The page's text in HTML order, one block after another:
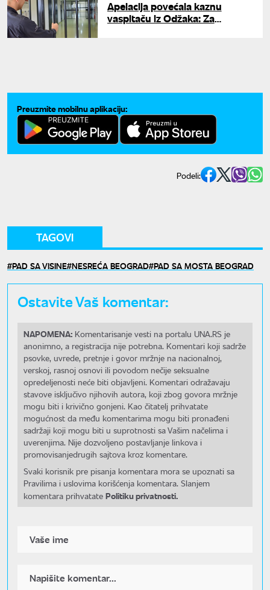
Apelacija povećala kaznu
vaspitaču iz Odžaka: Za
Preuzmite mobilnu aplikaciju:
Podeli:
TAGOVI
PAD SA VISINE NESREĆA BEOGRAD PAD SA MOSTA BEOGRAD
Ostavite Vaš komentar:
NAPOMENA: Komentarisanje vesti na portalu UNA.RS je
anonimno, a registracija nije potrebna. Komentari koji sadrže
psovke, uvrede, pretnje i govor mržnje na nacionalnoj,
verskoj, rasnoj osnovi ili povodom nečije seksualne
opredeljenosti neće biti objavljeni. Komentari odražavaju
stavove isključivo njihovih autora, koji zbog govora mržnje
mogu biti i krivično gonjeni. Kao čitatelj prihvatate
mogućnost da među komentarima mogu biti pronađeni
sadržaji koji mogu biti u suprotnosti sa Vašim načelima i
uverenjima. Nije dozvoljeno postavljanje linkova i
promovisanjedrugih sajtova kroz komentare.
Svaki korisnik pre pisanja komentara mora se upoznati sa
Pravilima i uslovima korišćenja komentara. Slanjem
komentara prihvatate Politiku privatnosti.